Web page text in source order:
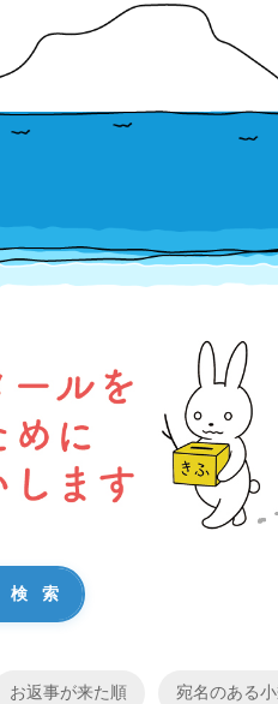
お返事が来た順 宛名のある